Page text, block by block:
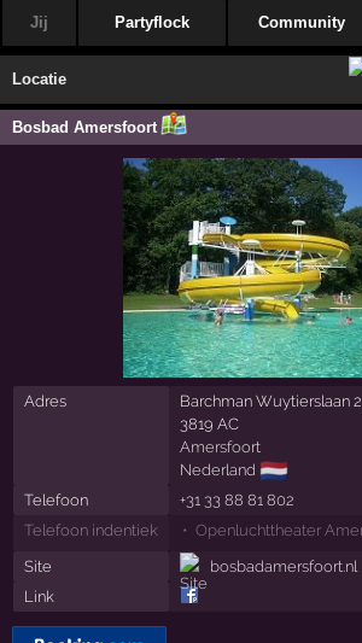
Jij Partyflock Community
Locatie
Bosbad Amersfoort
Adres
Barchman Wuytierslaan
3819 AC
Amersfoort
Nederland 🇳🇱
Telefoon
+31 33 88 81 802
Telefoon indentiek
Openluchttheater
Site
bosbadamersfoort.nl
Link